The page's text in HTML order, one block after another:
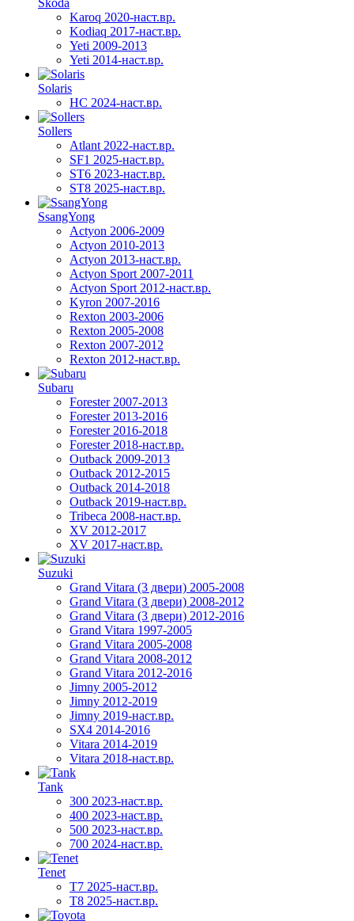
Karoq 2020-наст.вр.
Kodiaq 2017-наст.вр.
Yeti 2009-2013
Yeti 2014-наст.вр.
Solaris
HC 2024-наст.вр.
Sollers
Atlant 2022-наст.вр.
SF1 2025-наст.вр.
ST6 2023-наст.вр.
ST8 2025-наст.вр.
SsangYong
Actyon 2006-2009
Actyon 2010-2013
Actyon 2013-наст.вр.
Actyon Sport 2007-2011
Actyon Sport 2012-наст.вр.
Kyron 2007-2016
Rexton 2003-2006
Rexton 2005-2008
Rexton 2007-2012
Rexton 2012-наст.вр.
Subaru
Forester 2007-2013
Forester 2013-2016
Forester 2016-2018
Forester 2018-наст.вр.
Outback 2009-2013
Outback 2012-2015
Outback 2014-2018
Outback 2019-наст.вр.
Tribeca 2008-наст.вр.
XV 2012-2017
XV 2017-наст.вр.
Suzuki
Grand Vitara (3 двери) 2005-2008
Grand Vitara (3 двери) 2008-2012
Grand Vitara (3 двери) 2012-2016
Grand Vitara 1997-2005
Grand Vitara 2005-2008
Grand Vitara 2008-2012
Grand Vitara 2012-2016
Jimny 2005-2012
Jimny 2012-2019
Jimny 2019-наст.вр.
SX4 2014-2016
Vitara 2014-2019
Vitara 2018-наст.вр.
Tank
300 2023-наст.вр.
400 2023-наст.вр.
500 2023-наст.вр.
700 2024-наст.вр.
Tenet
T7 2025-наст.вр.
T8 2025-наст.вр.